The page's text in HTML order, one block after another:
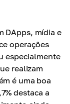
DApps, mídia e
operações
especialmente
realizam
é uma boa
destaca a